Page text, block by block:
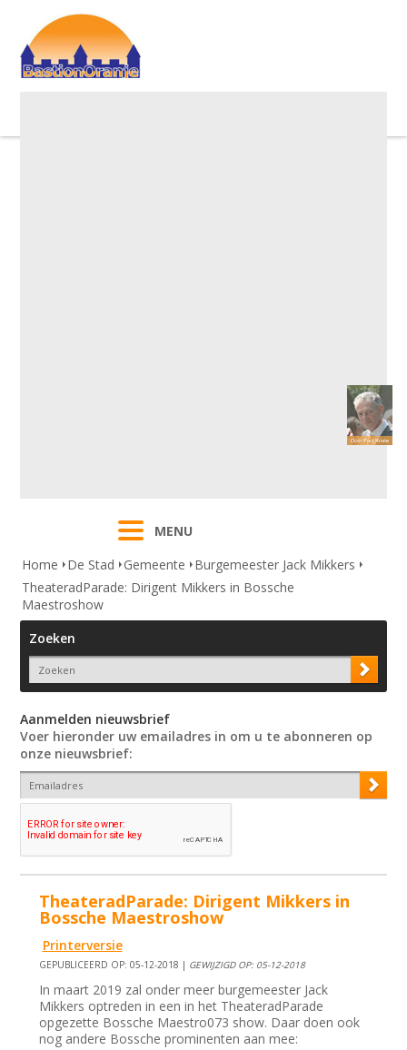
MENU
Home
De Stad Gemeente
Burgemeester Jack Mikkers
TheateradParade: Dirigent Mikkers in Bossche
Maestroshow
Zoeken
Aanmelden nieuwsbrief
Voer hieronder uw emailadres in om u te abonneren op
onze nieuwsbrief:
TheateradParade: Dirigent Mikkers in
Bossche Maestroshow
Printerversie
GEPUBLICEERD OP: 05-12-2018 | GEWIJZIGD OP: 05-12-2018
In maart 2019 zal onder meer burgemeester Jack
Mikkers optreden in een in het TheateradParade
opgezette Bossche Maestro073 show. Daar doen ook
nog andere Bossche prominenten aan mee: